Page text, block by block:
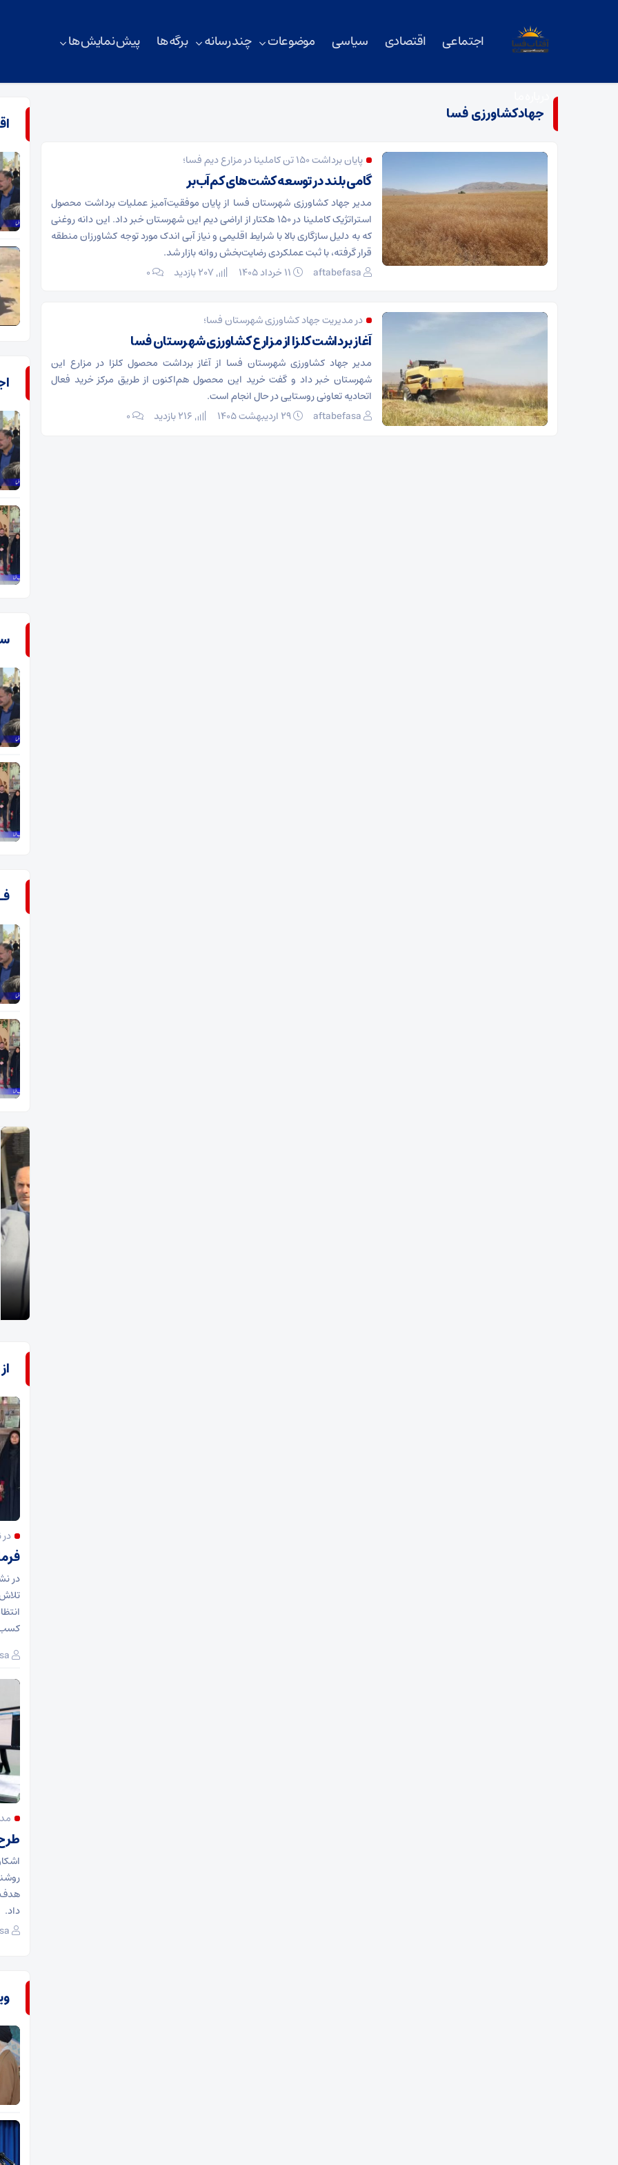
اجتماعی اقتصادی سیاسی موضوعات چند رسانه برگه ها پیش نمایش ها
جهادکشاورزی فسا
پایان برداشت ۱۵۰ تن کاملینا در مزارع دیم فسا؛
گامی بلند در توسعه کشت‌های کم‌آب‌بر
مدیر جهاد کشاورزی شهرستان فسا از پایان موفقیت‌آمیز عملیات برداشت محصول
استراتژیک کاملینا در ۱۵۰ هکتار از اراضی دیم این شهرستان خبر داد. این دانه روغنی
که به دلیل سازگاری بالا با شرایط اقلیمی و نیاز آبی اندک مورد توجه کشاورزان منطقه
قرار گرفته، با ثبت عملکردی رضایت‌بخش روانه بازار شد.
aftabefasa
۰
در مدیریت جهاد کشاورزی شهرستان فسا؛
آغاز برداشت کلزا از مزارع کشاورزی شهرستان فسا
مدیر جهاد کشاورزی شهرستان فسا از آغاز برداشت محصول کلزا در مزارع این
شهرستان خبر داد و گفت خرید این محصول هم‌اکنون از طریق مرکز خرید فعال
اتحادیه تعاونی روستایی در حال انجام است.
aftabefasa
۰
در
کسب
هدف
داد.